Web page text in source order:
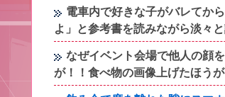
電車内で好きな子がバレてか
よ」と参考書を読みながら淡々
なぜイベント会場で他人の顔
が！！食べ物の画像上げたほう